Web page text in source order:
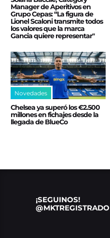
Manager de Aperitivos en
Grupo Cepas: “La figura de
Lionel Scaloni transmite todos
los valores que la marca
Gancia quiere representar"
Novedades
Chelsea ya superó los €2.500
millones en fichajes desde la
llegada de BlueCo
¡SEGUINOS!
@MKTREGISTRADO